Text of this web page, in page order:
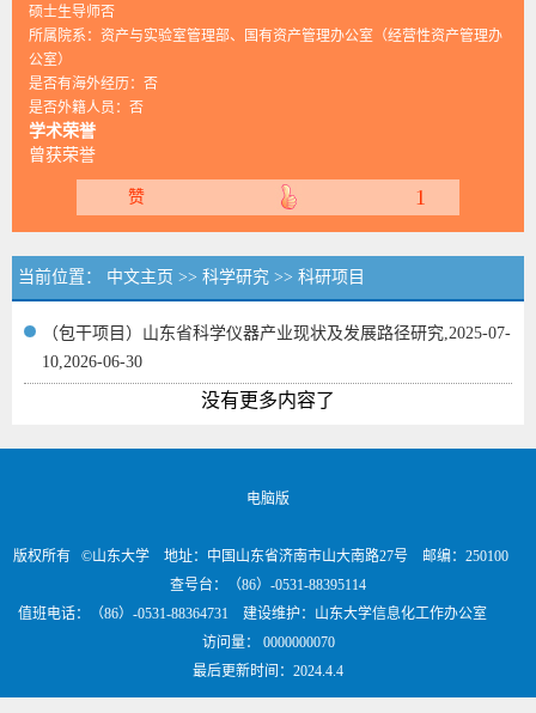
硕士生导师否
所属院系：资产与实验室管理部、国有资产管理办公室（经营性资产管理办
公室）
是否有海外经历：否
是否外籍人员：否
学术荣誉
曾获荣誉
赞 1
当前位置： 中文主页 >> 科学研究 >> 科研项目
（包干项目）山东省科学仪器产业现状及发展路径研究,2025-07-
10,2026-06-30
没有更多内容了
电脑版
版权所有 ©山东大学 地址：中国山东省济南市山大南路27号 邮编：250100
查号台：（86）-0531-88395114
值班电话：（86）-0531-88364731 建设维护：山东大学信息化工作办公室
访问量： 0000000070
最后更新时间： 2024.4.4